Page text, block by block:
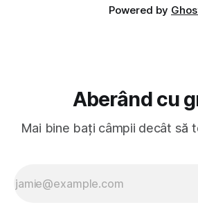
Powered by
Aberând cu
Mai bine bați câmpii decât să